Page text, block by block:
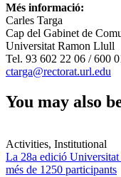
Més informació:
Carles Targa
Cap del Gabinet de
Universitat Ramon Llull
Tel. 93 602 22 06 / 600
ctarga@rectorat.url.edu
You may also
Activities, Institutional
La 28a edició
més de 1250 participants